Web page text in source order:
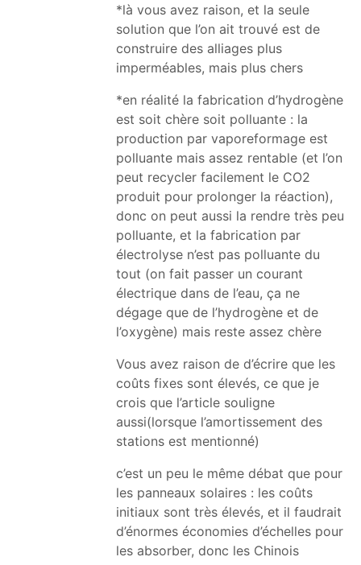
*là vous avez raison, et la seule
solution que l’on ait trouvé est de
construire des alliages plus
imperméables, mais plus chers
*en réalité la fabrication d’hydrogène
est soit chère soit polluante : la
production par vaporeformage est
polluante mais assez rentable (et l’on
peut recycler facilement le CO2
produit pour prolonger la réaction),
donc on peut aussi la rendre très peu
polluante, et la fabrication par
électrolyse n’est pas polluante du
tout (on fait passer un courant
électrique dans de l’eau, ça ne
dégage que de l’hydrogène et de
l’oxygène) mais reste assez chère
Vous avez raison de d’écrire que les
coûts fixes sont élevés, ce que je
crois que l’article souligne
aussi(lorsque l’amortissement des
stations est mentionné)
c’est un peu le même débat que pour
les panneaux solaires : les coûts
initiaux sont très élevés, et il faudrait
d’énormes économies d’échelles pour
les absorber, donc les Chinois